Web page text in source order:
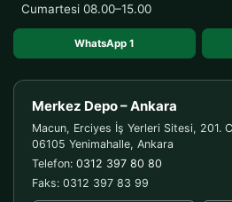
Cumartesi 08.00–15.00
WhatsApp 1
Merkez Depo – Ankara
Macun, Erciyes İş Yerleri Sitesi, 201.
06105 Yenimahalle, Ankara
Telefon: 0312 397 80 80
Faks: 0312 397 83 99